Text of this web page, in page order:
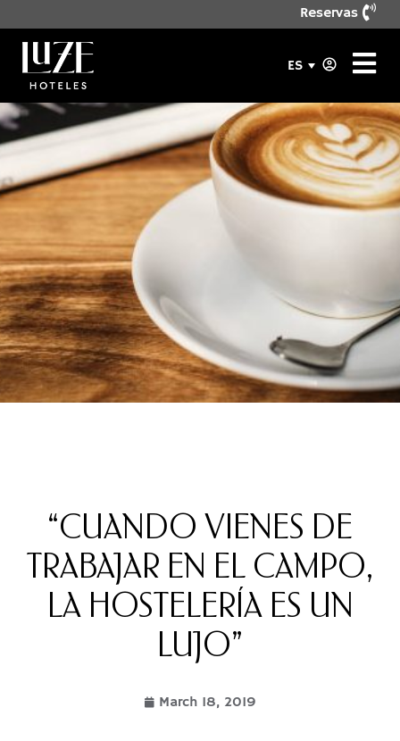
Reservas
ES
“CUANDO VIENES DE
TRABAJAR EN EL CAMPO,
LA HOSTELERÍA ES UN
LUJO”
March 18, 2019